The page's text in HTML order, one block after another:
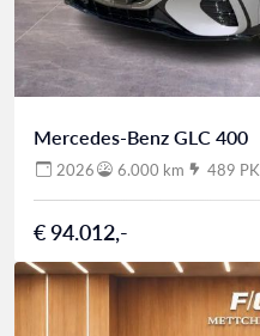
Mercedes-Benz GLC 400
2026 6.000 km 489 PK
€ 94.012,-